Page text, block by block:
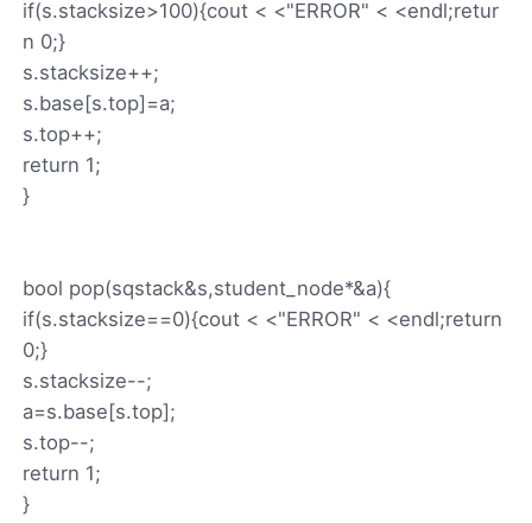
if(s.stacksize>100){cout < <"ERROR" < <endl;retur
n 0;}
s.stacksize++;
s.base[s.top]=a;
s.top++;
return 1;
}
bool pop(sqstack&s,student_node*&a){
if(s.stacksize==0){cout < <"ERROR" < <endl;return
0;}
s.stacksize--;
a=s.base[s.top];
s.top--;
return 1;
}